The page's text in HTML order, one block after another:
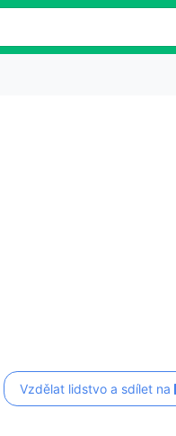
Vzdělat lidstvo a sdílet na